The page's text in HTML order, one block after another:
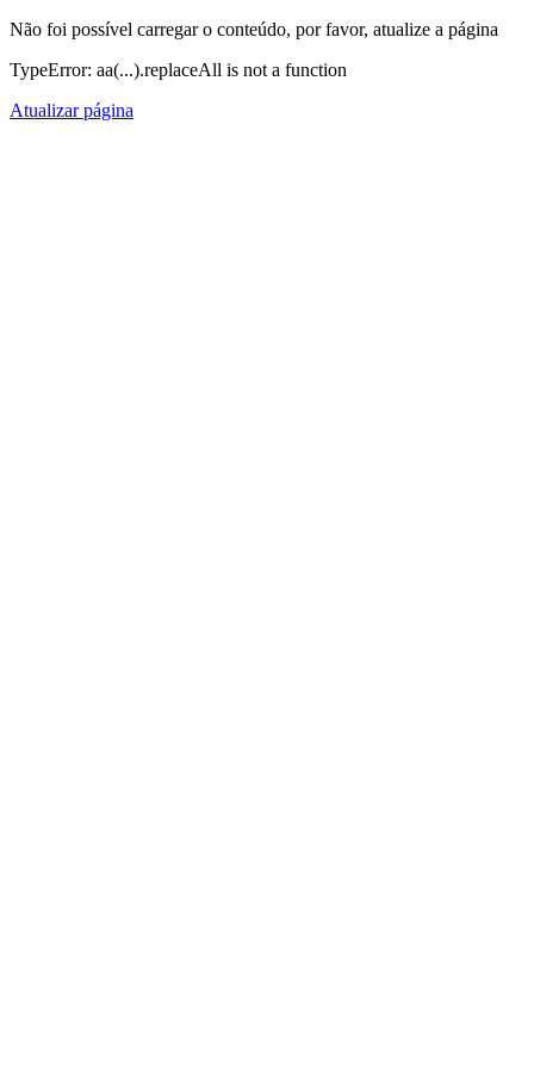
Não foi possível carregar o conteúdo, por favor, atualize a página
TypeError: aa(...).replaceAll is not a function
Atualizar página